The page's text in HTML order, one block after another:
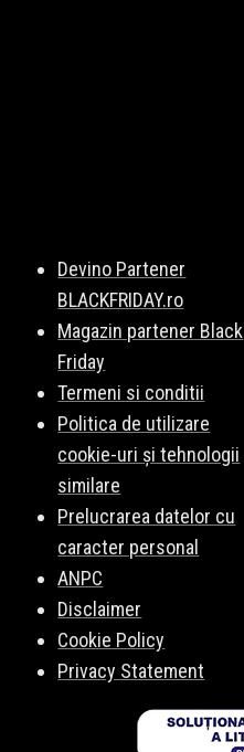
Devino Partener
BLACKFRIDAY.ro
Magazin partener Black
Friday
Termeni si conditii
Politica de utilizare
cookie-uri și tehnologii
similare
Prelucrarea datelor cu
caracter personal
ANPC
Disclaimer
Cookie Policy
Privacy Statement